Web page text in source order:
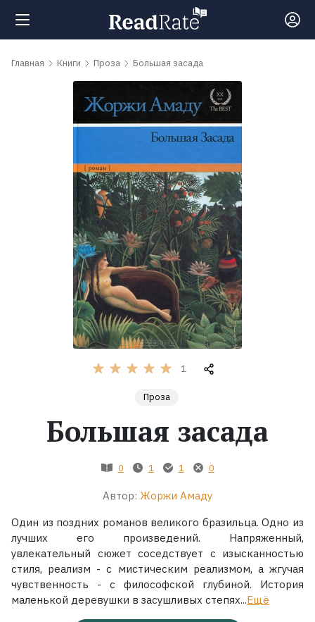
Поиск
Рейтинги
обсуждаемые
Экранизации
Главная Книги Проза Большая засада
1
Проза
Большая засада
0 1 1 0
Автор: Жоржи Амаду
Один из поздних романов великого бразильца. Одно из
лучших его произведений. Напряженный,
увлекательный сюжет соседствует с изысканностью
стиля, реализм - с мистическим реализмом, а жгучая
чувственность - с философской глубиной. История
маленькой деревушки в засушливых степях...Ещё